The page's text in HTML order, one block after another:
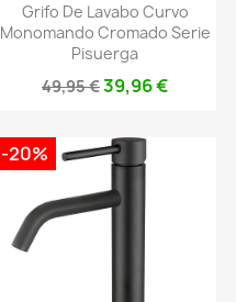
Grifo De Lavabo Curvo
Monomando Cromado Serie
Pisuerga
49,95 €39,96 €
-20%